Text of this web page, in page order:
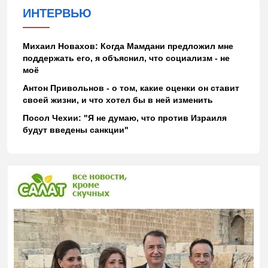
ИНТЕРВЬЮ
Михаил Новахов: Когда Мамдани предложил мне
поддержать его, я объяснил, что социализм - не
моё
Антон Привольнов - о том, какие оценки он ставит
своей жизни, и что хотел бы в ней изменить
Посол Чехии: "Я не думаю, что против Израиля
будут введены санкции"